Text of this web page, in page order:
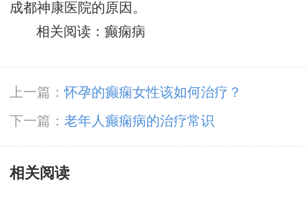
成都神康医院的原因。
相关阅读：癫痫病
上一篇：怀孕的癫痫女性该如何治疗？
下一篇： 老年人癫痫病的治疗常识
相关阅读